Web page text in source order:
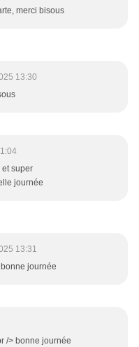
merci bisous
13:30
et super
journée
13:31
journée
/> bonne journée